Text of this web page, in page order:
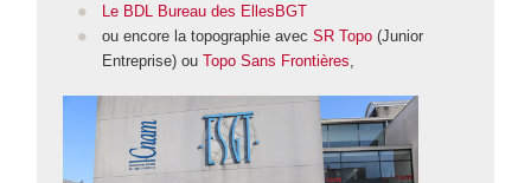
Le BDL Bureau des EllesBGT
ou encore la topographie avec SR Topo(Junior
Entreprise) ou Topo Sans Frontières